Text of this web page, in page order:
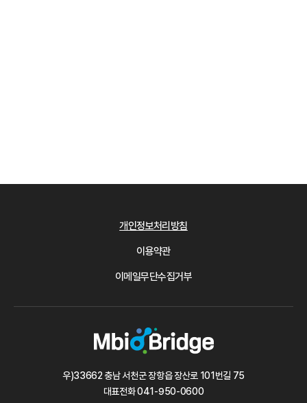
개인정보처리방침
이용약관
이메일무단수집거부
우)33662 충남 서천군 장항읍 장산로 101번길 75
대표전화041-950-0600